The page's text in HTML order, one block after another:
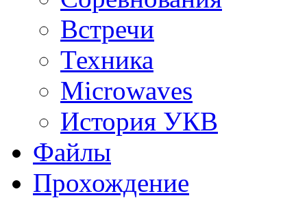
Встречи
Техника
Microwaves
История УКВ
Файлы
Прохождение